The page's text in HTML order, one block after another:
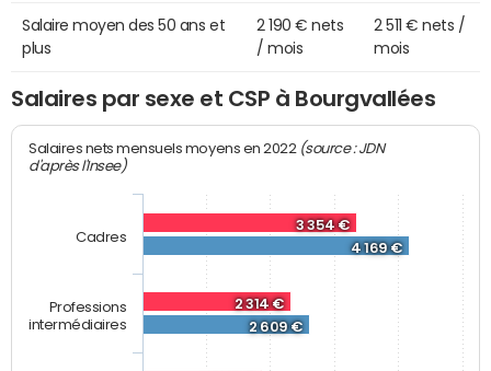
Salaire moyen des 50 ans et
plus
2 190 € nets
/ mois
2 511 € nets /
mois
Salaires par sexe et CSP à Bourgvallées
Salaires nets mensuels moyens en 2022 (source : JDN
d'après l'Insee)
3 354 €
2 314 €
4 169 €
2 609 €
Cadres
Professions
intermédiaires